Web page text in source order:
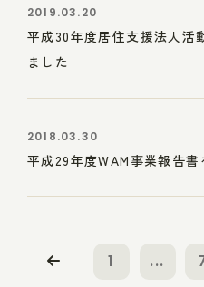
2019.03.20
平成30年度居住支援法人活
ました
2018.03.30
平成29年度WAM事業報告
1 ...